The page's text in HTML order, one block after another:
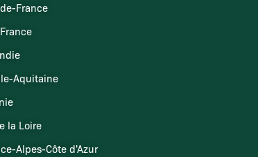
France
Aquitaine
la Loire
Alpes-Côte d'Azur